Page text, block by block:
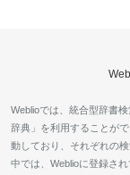
Weblioでは、統合型辞書
辞典」を利用することが
動しており、それぞれの
中では、Weblioに登録さ